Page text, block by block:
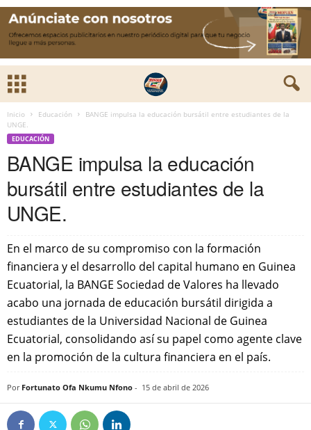
Inicio Educación
BANGE impulsa la educación bursátil entre estudiantes de la
UNGE.
EDUCACIÓN
BANGE impulsa la educación
bursátil entre estudiantes de la
UNGE.
En el marco de su compromiso con la formación
financiera y el desarrollo del capital humano en Guinea
Ecuatorial, la BANGE Sociedad de Valores ha llevado
acabo una jornada de educación bursátil dirigida a
estudiantes de la Universidad Nacional de Guinea
Ecuatorial, consolidando así su papel como agente clave
en la promoción de la cultura financiera en el país.
Por Fortunato Ofa Nkumu Nfono - 15 de abril de 2026